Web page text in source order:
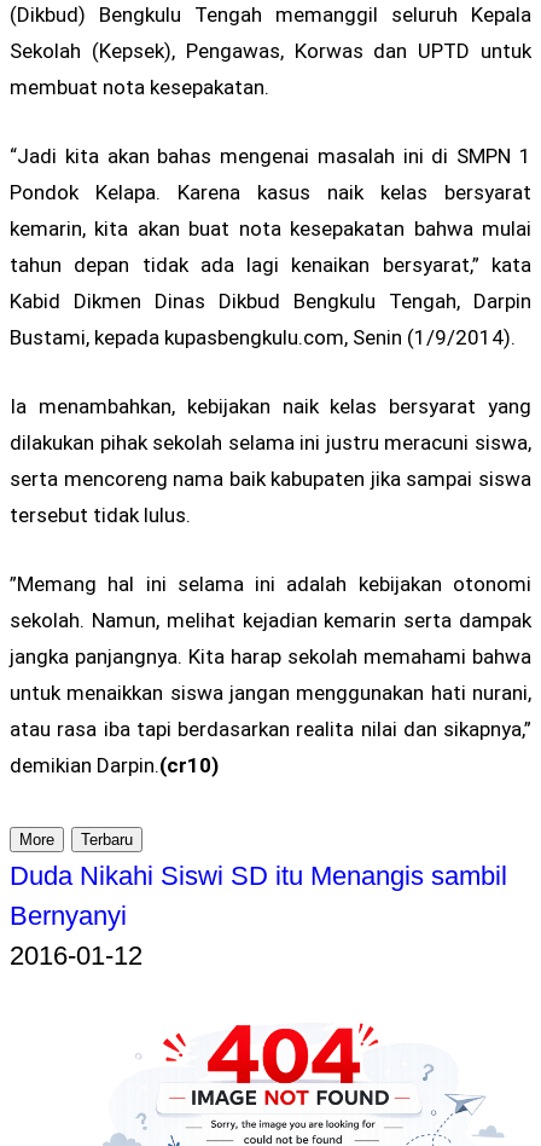
(Dikbud) Bengkulu Tengah memanggil seluruh Kepala
Sekolah (Kepsek), Pengawas, Korwas dan UPTD untuk
membuat nota kesepakatan.
“Jadi kita akan bahas mengenai masalah ini di SMPN 1
Pondok Kelapa. Karena kasus naik kelas bersyarat
kemarin, kita akan buat nota kesepakatan bahwa mulai
tahun depan tidak ada lagi kenaikan bersyarat,” kata
Kabid Dikmen Dinas Dikbud Bengkulu Tengah, Darpin
Bustami, kepada kupasbengkulu.com, Senin (1/9/2014).
Ia menambahkan, kebijakan naik kelas bersyarat yang
dilakukan pihak sekolah selama ini justru meracuni siswa,
serta mencoreng nama baik kabupaten jika sampai siswa
tersebut tidak lulus.
”Memang hal ini selama ini adalah kebijakan otonomi
sekolah. Namun, melihat kejadian kemarin serta dampak
jangka panjangnya. Kita harap sekolah memahami bahwa
untuk menaikkan siswa jangan menggunakan hati nurani,
atau rasa iba tapi berdasarkan realita nilai dan sikapnya,”
demikian Darpin.(cr10)
More Terbaru
Duda Nikahi Siswi SD itu Menangis sambil
Bernyanyi
2016-01-12